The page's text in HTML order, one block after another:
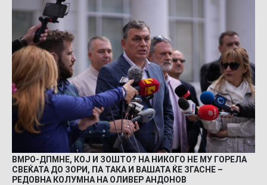
ВМРО-ДПМНЕ, КОЈ И ЗОШТО? НА НИКОГО НЕ МУ ГОРЕЛА
СВЕЌАТА ДО ЗОРИ, ПА ТАКА И ВАШАТА ЌЕ ЗГАСНЕ –
РЕДОВНА КОЛУМНА НА ОЛИВЕР АНДОНОВ